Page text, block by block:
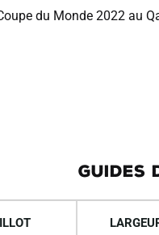
du Monde 2022 au
GUIDES